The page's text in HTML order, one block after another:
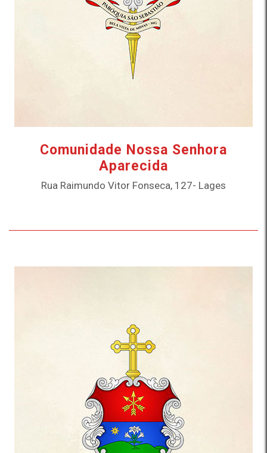
Comunidade Nossa Senhora
Aparecida
Rua Raimundo Vitor Fonseca, 127- Lages